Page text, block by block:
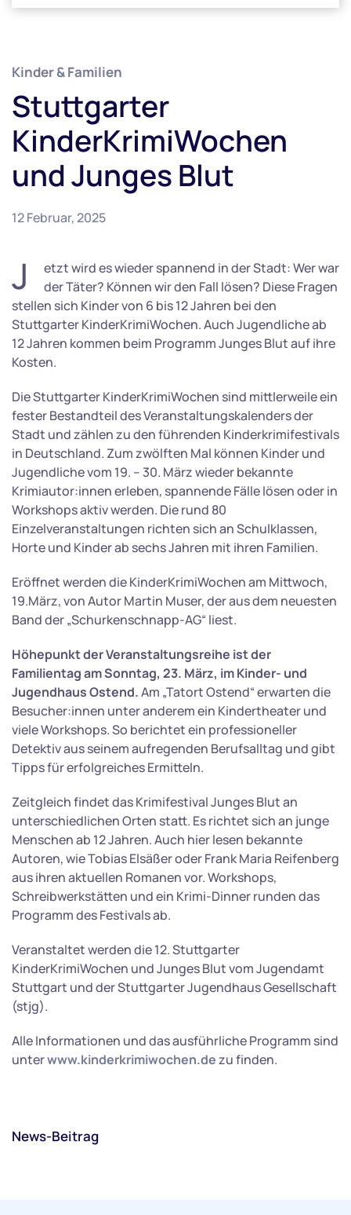
Kinder & Familien
Stuttgarter
KinderKrimiWochen
und Junges Blut
12 Februar, 2025
J
etzt wird es wieder spannend in der Stadt: Wer war
der Täter? Können wir den Fall lösen? Diese Fragen
stellen sich Kinder von 6 bis 12 Jahren bei den
Stuttgarter KinderKrimiWochen. Auch Jugendliche ab
12 Jahren kommen beim Programm Junges Blut auf ihre
Kosten.
Die Stuttgarter KinderKrimiWochen sind mittlerweile ein
fester Bestandteil des Veranstaltungskalenders der
Stadt und zählen zu den führenden Kinderkrimifestivals
in Deutschland. Zum zwölften Mal können Kinder und
Jugendliche vom 19. – 30. März wieder bekannte
Krimiautor:innen erleben, spannende Fälle lösen oder in
Workshops aktiv werden. Die rund 80
Einzelveranstaltungen richten sich an Schulklassen,
Horte und Kinder ab sechs Jahren mit ihren Familien.
Eröffnet werden die KinderKrimiWochen am Mittwoch,
19.März, von Autor Martin Muser, der aus dem neuesten
Band der „Schurkenschnapp-AG“ liest.
Höhepunkt der Veranstaltungsreihe ist der
Familientag am Sonntag, 23. März, im Kinder- und
Jugendhaus Ostend.Am „Tatort Ostend“ erwarten die
Besucher:innen unter anderem ein Kindertheater und
viele Workshops. So berichtet ein professioneller
Detektiv aus seinem aufregenden Berufsalltag und gibt
Tipps für erfolgreiches Ermitteln.
Zeitgleich findet das Krimifestival Junges Blut an
unterschiedlichen Orten statt. Es richtet sich an junge
Menschen ab 12 Jahren. Auch hier lesen bekannte
Autoren, wie Tobias Elsäßer oder Frank Maria Reifenberg
aus ihren aktuellen Romanen vor. Workshops,
Schreibwerkstätten und ein Krimi-Dinner runden das
Programm des Festivals ab.
Veranstaltet werden die 12. Stuttgarter
KinderKrimiWochen und Junges Blut vom Jugendamt
Stuttgart und der Stuttgarter Jugendhaus Gesellschaft
(stjg).
Alle Informationen und das ausführliche Programm sind
unterwww.kinderkrimiwochen.dezu finden.
News-Beitrag